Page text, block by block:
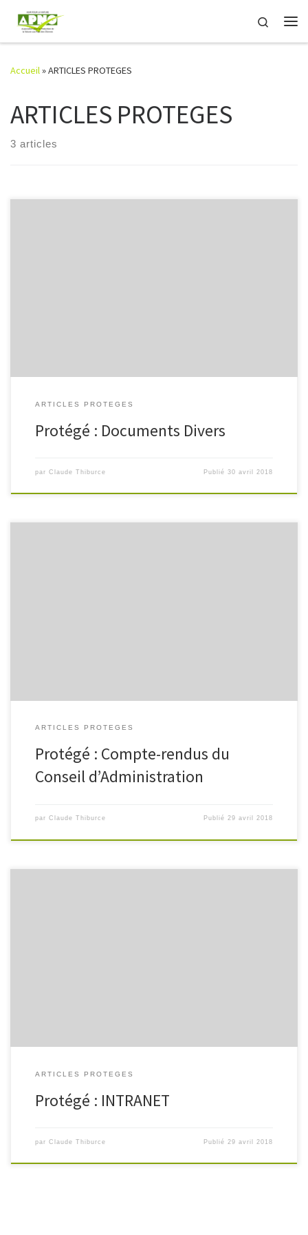
Passer au contenu
Search
Accueil»ARTICLES PROTEGES
ARTICLES PROTEGES
3 articles
ARTICLES PROTEGES
Protégé : Documents Divers
par Claude Thiburce Publié30 avril 2018
ARTICLES PROTEGES
Protégé : Compte-rendus du
Conseil d’Administration
par Claude Thiburce Publié29 avril 2018
ARTICLES PROTEGES
Protégé : INTRANET
par Claude Thiburce Publié 29 avril 2018